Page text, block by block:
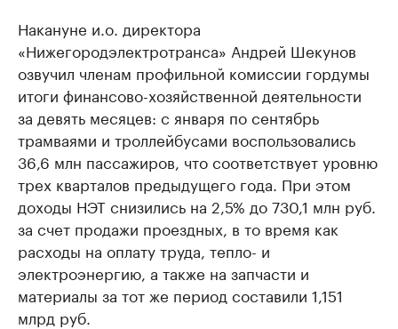
Накануне и.о. директора
«Нижегородэлектротранса» Андрей Шекунов
озвучил членам профильной комиссии гордумы
итоги финансово-хозяйственной деятельности
за девять месяцев: с января по сентябрь
трамваями и троллейбусами воспользовались
36,6 млн пассажиров, что соответствует уровню
трех кварталов предыдущего года. При этом
доходы НЭТ снизились на 2,5% до 730,1 млн руб.
за счет продажи проездных, в то время как
расходы на оплату труда, тепло- и
электроэнергию, а также на запчасти и
материалы за тот же период составили 1,151
млрд руб.